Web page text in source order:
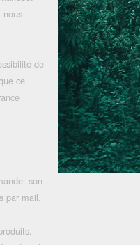
nous
de
ce
son
par mail.